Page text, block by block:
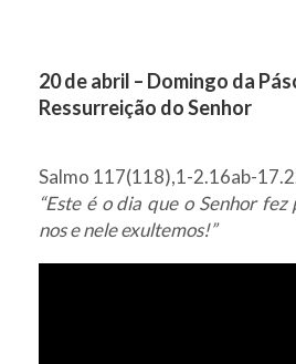
20 de abril – Domingo da
Ressurreição do Senhor
Salmo 117(118),1-2.16ab-
“Este é o dia que o Senhor
nos e nele exultemos!”